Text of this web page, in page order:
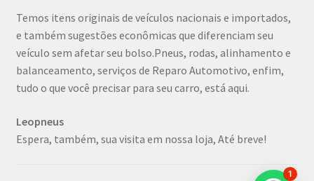
Temos itens originais de veículos nacionais e importados,
e também sugestões econômicas que diferenciam seu
veículo sem afetar seu bolso.Pneus, rodas, alinhamento e
balanceamento, serviços de Reparo Automotivo, enfim,
tudo o que você precisar para seu carro, está aqui.
Leopneus
Espera, também, sua visita em nossa loja, Até breve!
1